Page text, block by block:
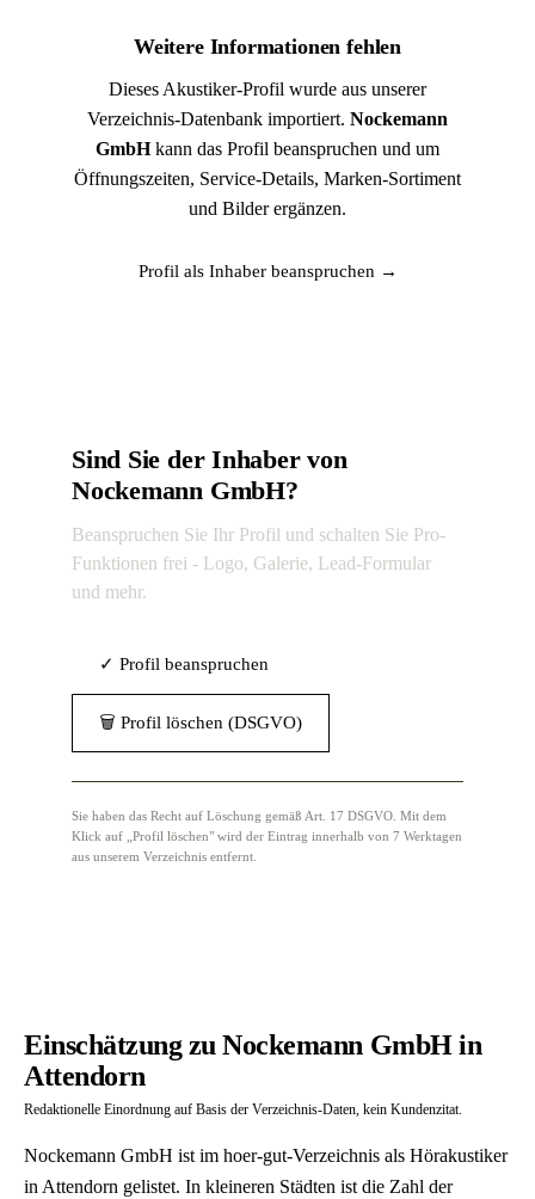
Weitere Informationen fehlen
Dieses Akustiker-Profil wurde aus unserer
Verzeichnis-Datenbank importiert. Nockemann
GmbHkann das Profil beanspruchen und um
Öffnungszeiten, Service-Details, Marken-Sortiment
und Bilder ergänzen.
Profil als Inhaber beanspruchen →
Sind Sie der Inhaber von
Nockemann GmbH?
Beanspruchen Sie Ihr Profil und schalten Sie Pro-
Funktionen frei - Logo, Galerie, Lead-Formular
und mehr.
✓ Profil beanspruchen
🗑 Profil löschen (DSGVO)
Sie haben das Recht auf Löschung gemäß Art. 17 DSGVO. Mit dem
Klick auf „Profil löschen" wird der Eintrag innerhalb von 7 Werktagen
aus unserem Verzeichnis entfernt.
Einschätzung zu Nockemann GmbH in
Attendorn
Redaktionelle Einordnung auf Basis der Verzeichnis-Daten, kein Kundenzitat.
Nockemann GmbH ist im hoer-gut-Verzeichnis als Hörakustiker
in Attendorn gelistet. In kleineren Städten ist die Zahl der